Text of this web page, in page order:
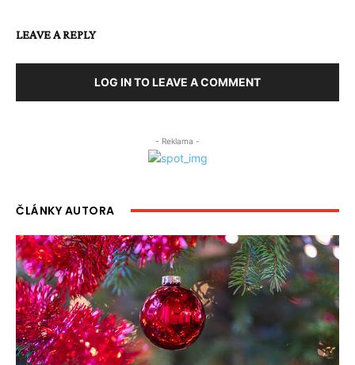
LEAVE A REPLY
LOG IN TO LEAVE A COMMENT
- Reklama -
ČLÁNKY AUTORA